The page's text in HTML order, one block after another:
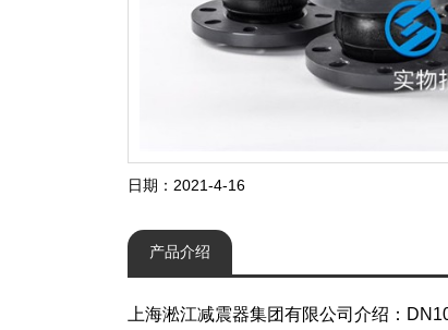
日期：2021-4-16
产品介绍
上海淞江减震器集团有限公司介绍：